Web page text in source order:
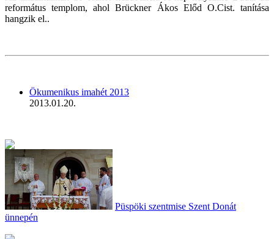
református templom, ahol Brückner Ákos Előd O.Cist. tanítása
hangzik el..
Ökumenikus imahét 2013
2013.01.20.
Püspöki szentmise Szent Donát
ünnepén